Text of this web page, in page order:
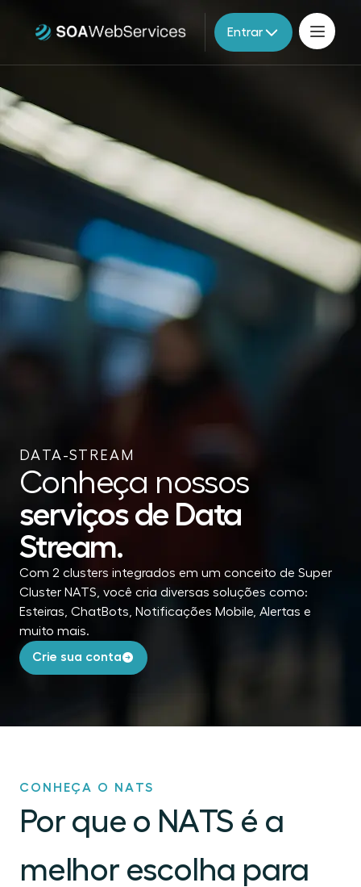
Entrar
Parceiros
Migração V2
Documentação
Contato
DATA-STREAM
Conheça nossos
serviços de Data
Stream.
Com 2 clusters integrados em um conceito de Super
Cluster NATS, você cria diversas soluções como:
Esteiras, ChatBots, Notificações Mobile, Alertas e
muito mais.
Crie sua conta
CONHEÇA O NATS
Por que o NATS é a
melhor escolha para